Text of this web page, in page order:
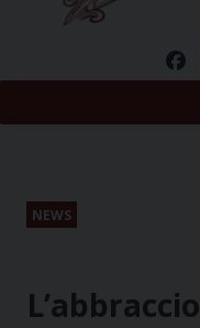
NEWS
L’abbraccio